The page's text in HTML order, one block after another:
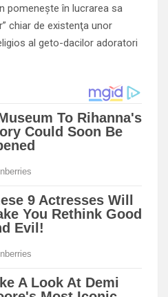
pomeneşte în lucrarea sa
chiar de existenţa unor
al geto-dacilor adoratori